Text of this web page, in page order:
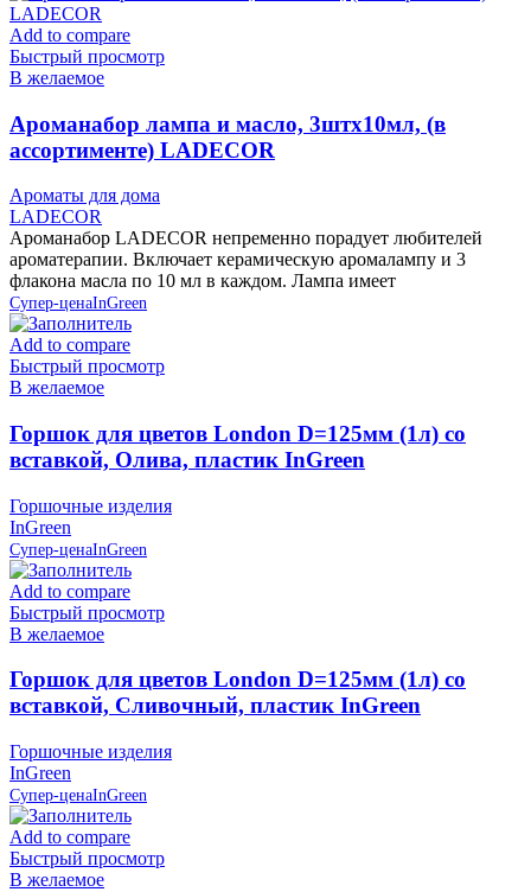
Add to compare
Быстрый просмотр
В желаемое
Ароманабор лампа и масло, 3штx10мл, (в
ассортименте) LADECOR
Ароматы для дома
LADECOR
Ароманабор LADECOR непременно порадует любителей
ароматерапии. Включает керамическую аромалампу и 3
флакона масла по 10 мл в каждом. Лампа имеет
Супер-ценаInGreen
Add to compare
Быстрый просмотр
В желаемое
Горшок для цветов London D=125мм (1л) со
вставкой, Олива, пластик InGreen
Горшочные изделия
InGreen
Супер-ценаInGreen
Add to compare
Быстрый просмотр
В желаемое
Горшок для цветов London D=125мм (1л) со
вставкой, Сливочный, пластик InGreen
Горшочные изделия
InGreen
Супер-ценаInGreen
Add to compare
Быстрый просмотр
В желаемое